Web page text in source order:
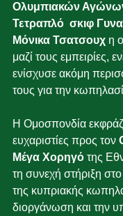
Ολυμπιακών
Τετραπλό  σκιφ
Μόνικα Τσατσουχ η
μαζί τους εμπειρίες,
ενίσχυσε ακόμη
τους για την
Η Ομοσπονδία
ευχαριστίες προς τον
Μέγα Χορηγό της
τη συνεχή στήριξη
της κυπριακής
διοργάνωση και την